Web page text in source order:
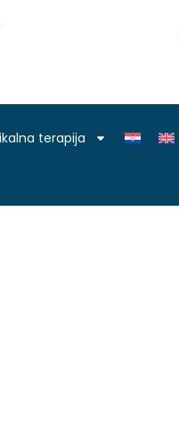
terapija